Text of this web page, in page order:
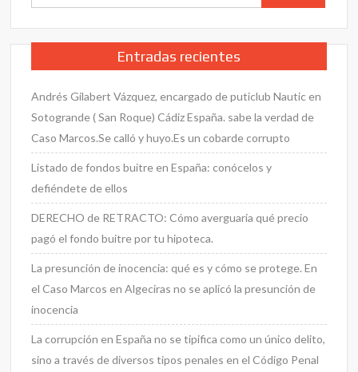
Entradas recientes
Andrés Gilabert Vázquez, encargado de puticlub Nautic en
Sotogrande ( San Roque) Cádiz España. sabe la verdad de
Caso Marcos.Se calló y huyo.Es un cobarde corrupto
Listado de fondos buitre en España: conócelos y
defiéndete de ellos
DERECHO de RETRACTO: Cómo averguaria qué precio
pagó el fondo buitre por tu hipoteca.
La presunción de inocencia: qué es y cómo se protege. En
el Caso Marcos en Algeciras no se aplicó la presunción de
inocencia
La corrupción en España no se tipifica como un único delito,
sino a través de diversos tipos penales en el Código Penal